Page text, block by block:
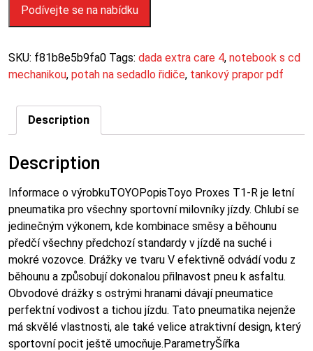
Podívejte se na nabídku
SKU: f81b8e5b9fa0 Tags: dada extra care 4, notebook s cd
mechanikou, potah na sedadlo řidiče, tankový prapor pdf
Description
Description
Informace o výrobkuTOYOPopisToyo Proxes T1-R je letní
pneumatika pro všechny sportovní milovníky jízdy. Chlubí se
jedinečným výkonem, kde kombinace směsy a běhounu
předčí všechny předchozí standardy v jízdě na suché i
mokré vozovce. Drážky ve tvaru V efektivně odvádí vodu z
běhounu a způsobují dokonalou přilnavost pneu k asfaltu.
Obvodové drážky s ostrými hranami dávají pneumatice
perfektní vodivost a tichou jízdu. Tato pneumatika nejenže
má skvělé vlastnosti, ale také velice atraktivní design, který
sportovní pocit ještě umocňuje.ParametryŠířka